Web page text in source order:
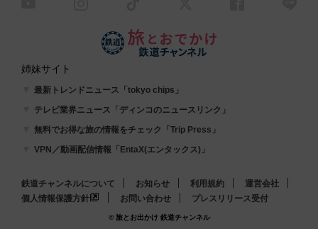
姉妹サイト
最新トレンドニュース「tokyo chips」
テレビ業界ニュース「ディンコのニュースリンク」
無料でお得な旅の情報をチェック「Trip Press」
VPN／動画配信情報「EntaX(エンタックス)」
鉄道チャンネルについて お知らせ 利用規約
運営会社
個人情報保護方針
お問い合わせ プレスリリース受付
© 旅とお出かけ 鉄道チャンネル